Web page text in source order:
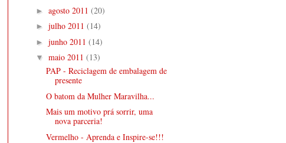
► agosto 2011 (20)
► julho 2011 (14)
► junho 2011 (14)
▼ maio 2011 (13)
PAP - Reciclagem de embalagem de
presente
O batom da Mulher Maravilha...
Mais um motivo prá sorrir, uma
nova parceria!
Vermelho - Aprenda e Inspire-se!!!